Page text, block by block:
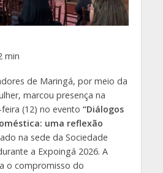
min
de Maringá, por meio da
marcou presença na
(12) no evento “Diálogos
uma reflexão
na sede da Sociedade
a Expoingá 2026. A
o compromisso do